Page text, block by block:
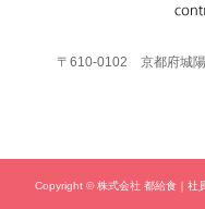
〒610-0102 京都府城
Copyright © 株式会社 都給食｜社